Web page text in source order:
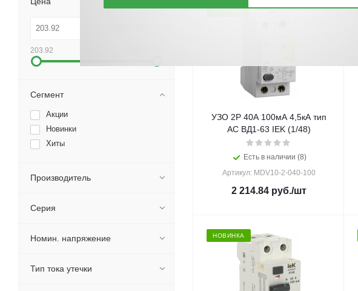
НОВИНКА
УЗО 2Р 40А 100мА 4,5кА тип
AC ВД1-63 IEK (1/48)
Есть в наличии (8)
Артикул: MDV10-2-040-100
2 214.84руб./шт
НОВИНКА
203.92
Сегмент
Акции
Новинки
Хиты
Производитель
Серия
Номин. напряжение
Тип тока утечки